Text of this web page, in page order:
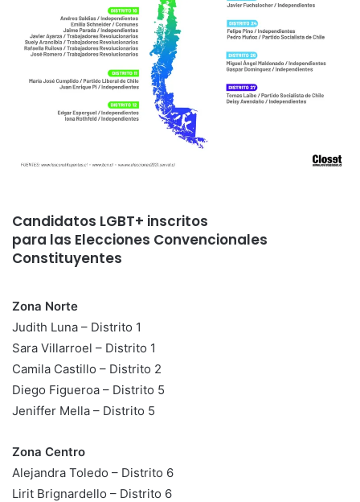
Candidatos LGBT+ inscritos
para las Elecciones Convencionales
Constituyentes
Zona Norte
Judith Luna – Distrito 1
Sara Villarroel – Distrito 1
Camila Castillo – Distrito 2
Diego Figueroa – Distrito 5
Jeniffer Mella – Distrito 5
Zona Centro
Alejandra Toledo – Distrito 6
Lirit Brignardello – Distrito 6